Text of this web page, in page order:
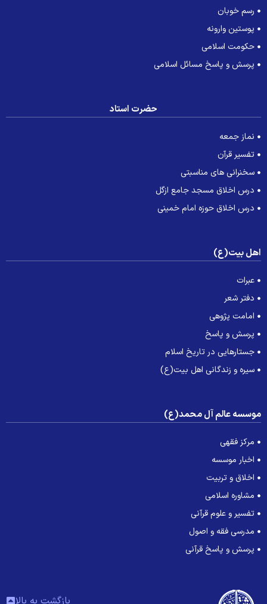
رسم خوبان
پوستین وارونه
حکومت اسلامی
پرسش و پاسخ مسائل اسلامی
حضرت استاد
نماز جمعه
تفسیر قرآن
سخنرانی های مناسبتی
درس اخلاق مسجد جامع ازگل
درس اخلاق حوزه امام خمینی
بیت(ع)
عبرات
دفتر شعر
امامت پژوهی
پرسش و پاسخ
جستارهایی در تاریخ اسلام
سیره و زندگانی اهل بیت(ع)
عالم آل محمد(ع)
مرکز فقهی
اخبار موسسه
اخلاق و تربیت
مشاوره اسلامی
تفسیر و علوم قرآنی
مدرسی فقه و اصول
پرسش و پاسخ قرآنی
بازگشت به بالا